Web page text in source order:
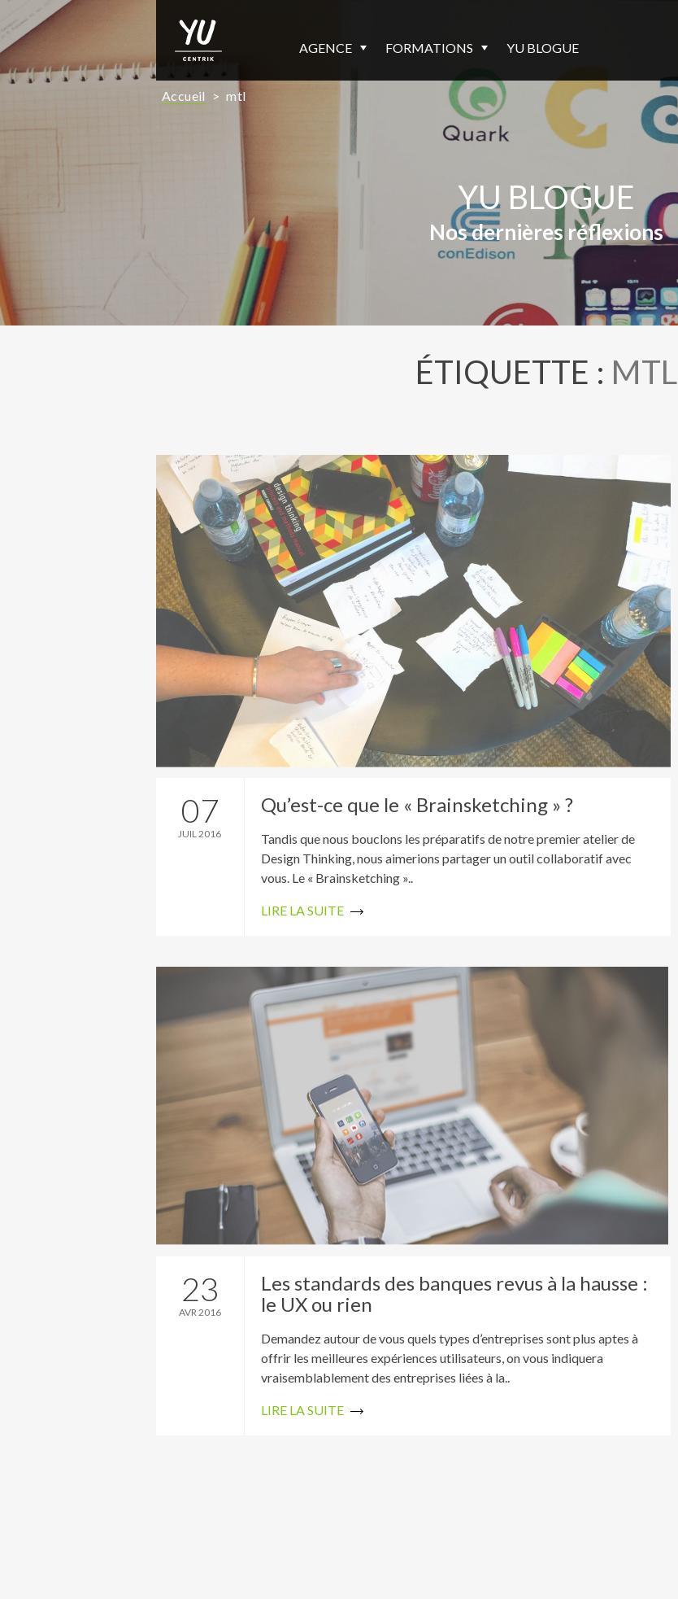
AGENCE FORMATIONS YU BLOGUE
Accueil > mtl
YU BLOGUE
Nos dernières réflexions
ÉTIQUETTE : MTL
07
JUIL 2016
Qu’est-ce que le « Brainsketching » ?
Tandis que nous bouclons les préparatifs de notre premier atelier de
Design Thinking, nous aimerions partager un outil collaboratif avec
vous. Le « Brainsketching »..
LIRE LA SUITE
23
AVR 2016
Les standards des banques revus à la hausse :
le UX ou rien
Demandez autour de vous quels types d’entreprises sont plus aptes à
offrir les meilleures expériences utilisateurs, on vous indiquera
vraisemblablement des entreprises liées à la..
LIRE LA SUITE